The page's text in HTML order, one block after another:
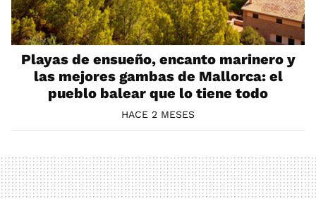
Playas de ensueño, encanto marinero y
las mejores gambas de Mallorca: el
pueblo balear que lo tiene todo
HACE 2 MESES